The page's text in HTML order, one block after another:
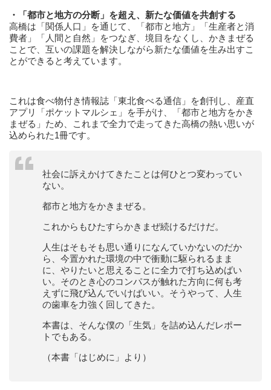
・「都市と地⽅の分断」を超え、新たな価値を共創する
高橋は「関係⼈⼝」を通じて、「都市と地⽅」「生産者と消
費者」「⼈間と⾃然」をつなぎ、境目をなくし、かきまぜる
ことで、互いの課題を解決しながら新たな価値を⽣み出すこ
とができると考えています。
これは食べ物付き情報誌「東北食べる通信」を創刊し、産直
アプリ「ポケットマルシェ」を手がけ、「都市と地方をかき
まぜる」ため、これまで全力で走ってきた高橋の熱い思いが
込められた1冊です。
社会に訴えかけてきたことは何ひとつ変わってい
ない。
都市と地方をかきまぜる。
これからもひたすらかきまぜ続けるだけだ。
人生はそもそも思い通りになんていかないのだか
ら、今置かれた環境の中で衝動に駆られるまま
に、やりたいと思えることに全力で打ち込めばい
い。そのとき心のコンパスが触れた方向に何も考
えずに飛び込んでいけばいい。そうやって、人生
の歯車を力強く回してきた。
本書は、そんな僕の「生気」を詰め込んだレポー
トでもある。
（本書「はじめに」より）